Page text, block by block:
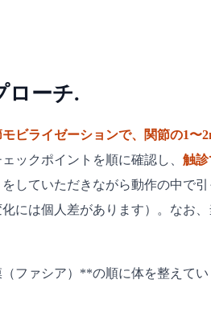
ローチ.
ビライゼーションで、関節の1
ックポイントを順に確認し、 触
していただきながら動作の中で
には個人差があります）。なお
ファシア）**の順に体を整えて